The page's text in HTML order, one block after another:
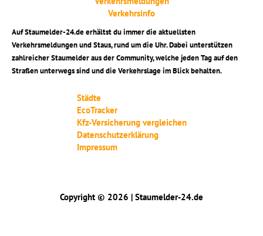
Verkehrsinfo
Auf Staumelder-24.de erhältst du immer die aktuellsten
Verkehrsmeldungen und Staus, rund um die Uhr. Dabei unterstützen
zahlreicher Staumelder aus der Community, welche jeden Tag auf den
Straßen unterwegs sind und die Verkehrslage im Blick behalten.
Städte
EcoTracker
Kfz-Versicherung vergleichen
Datenschutzerklärung
Impressum
Copyright © 2026 | Staumelder-24.de